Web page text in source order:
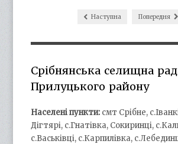
Наступна Попередня
Срібнянська селищна
Прилуцького району
Населені пункти: смт Срібне,
Дігтярі, с.Гнатівка, Сокиринці,
с.Васьківці, с.Карпилівка,